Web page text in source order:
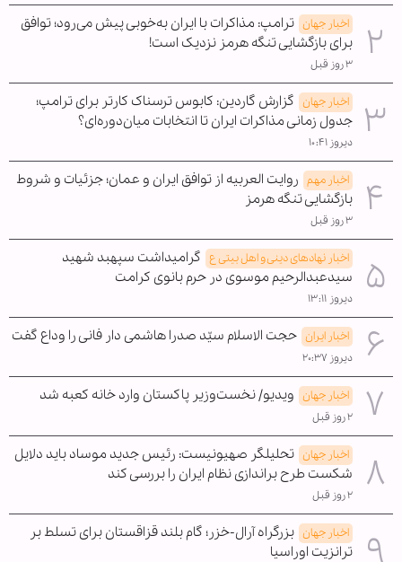
اخبار جهان ترامپ: مذاکرات با ایران به‌خوبی پیش می‌رود؛ توافق
برای بازگشایی تنگه هرمز نزدیک است!
۳ روز قبل
اخبار جهان گزارش گاردین: کابوس ترسناک کارتر برای ترامپ؛
جدول زمانی مذاکرات ایران تا انتخابات میان‌دوره‌ای؟
دیروز ۱۰:۴۱
اخبار مهم روایت العربیه از توافق ایران و عمان؛ جزئیات و شروط
بازگشایی تنگه هرمز
۳ روز قبل
اخبار نهادهای دینی و اهل بیتی ع گرامیداشت سپهبد شهید
سیدعبدالرحیم موسوی در حرم بانوی کرامت
دیروز ۱۳:۱۱
اخبار ایران حجت الاسلام سیّد صدرا هاشمی دار فانی را وداع گفت
دیروز ۲۰:۳۷
اخبار جهان ویدیو/ نخست‌وزیر پاکستان وارد خانه کعبه شد
۲ روز قبل
اخبار جهان تحلیلگر صهیونیست: رئیس جدید موساد باید دلایل
شکست طرح براندازی نظام ایران را بررسی کند
۲ روز قبل
اخبار جهان بزرگراه آرال-خزر؛ گام بلند قزاقستان برای تسلط بر
ترانزیت اوراسیا